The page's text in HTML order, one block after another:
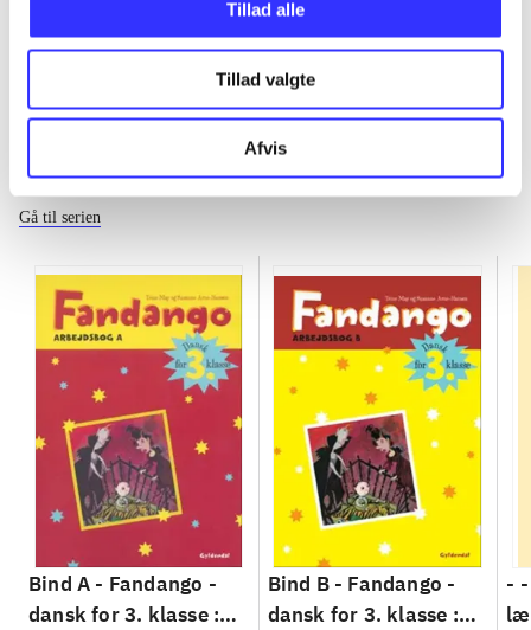
Tillad alle
Tillad valgte
Afvis
Fandango - dansk for 3. klasse
Gå til serien
Bind A - Fandango -
dansk for 3. klasse :
Bind B - Fandango -
dansk for 3. klasse :
-